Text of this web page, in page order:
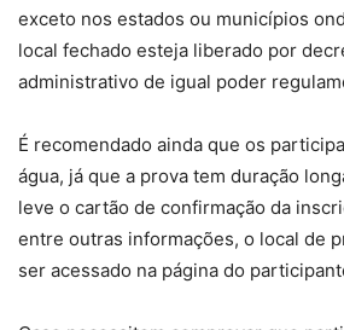
exceto nos estados ou municípios
local fechado esteja liberado por
administrativo de igual poder
É recomendado ainda que os
água, já que a prova tem duração
leve o cartão de confirmação da
entre outras informações, o local de
ser acessado na página do